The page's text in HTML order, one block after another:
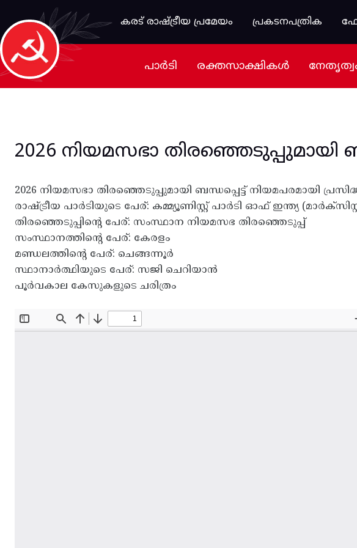
Skip to main content
കരട് രാഷ്ട്രീയ പ്രമേയം
പ്രകടനപത്രിക
പാർടി രക്തസാക്ഷികൾ
2026 നിയമസഭാ തിരഞ്ഞെടുപ്പുമായി
2026 നിയമസഭാ തിരഞ്ഞെടുപ്പുമായി ബന്ധപ്പെട്ട് നിയമപരമായി
രാഷ്ട്രീയ പാർടിയുടെ പേര്: കമ്മ്യൂണിസ്റ്റ് പാർടി ഓഫ് ഇന്ത്യ
തിരഞ്ഞെടുപ്പിന്റെ പേര്: സംസ്ഥാന നിയമസഭ തിരഞ്ഞെടുപ്പ്
സംസ്ഥാനത്തിന്റെ പേര്: കേരളം
മണ്ഡലത്തിന്റെ പേര്: ചെങ്ങന്നൂർ
സ്ഥാനാർത്ഥിയുടെ പേര്: സജി ചെറിയാൻ
പൂർവകാല കേസുകളുടെ ചരിത്രം